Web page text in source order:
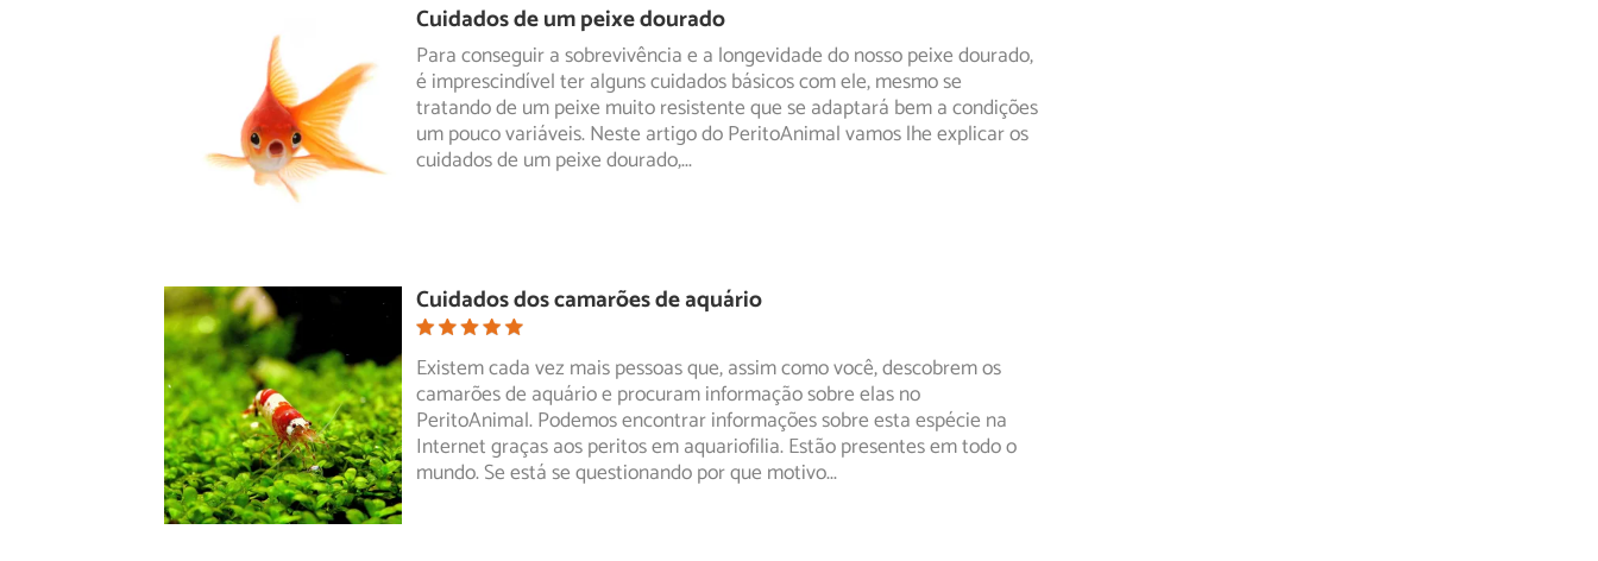
Cuidados de um peixe dourado
Para conseguir a sobrevivência e a longevidade do nosso peixe dourado,
é imprescindível ter alguns cuidados básicos com ele, mesmo se
tratandode um peixe muito resistente que se adaptará bem a condições
um pouco variáveis. Neste artigo do PeritoAnimal vamos lhe explicar os
cuidados de um peixe dourado,...
Cuidados dos camarões de aquário
Existem cada vez mais pessoas que, assim como você, descobrem os
camarões de aquário e procuram informação sobre elas no
PeritoAnimal. Podemosencontrar informações sobre esta espécie na
Internet graças aos peritos em aquariofilia. Estão presentes em todo o
mundo. Se está se questionando por que motivo...